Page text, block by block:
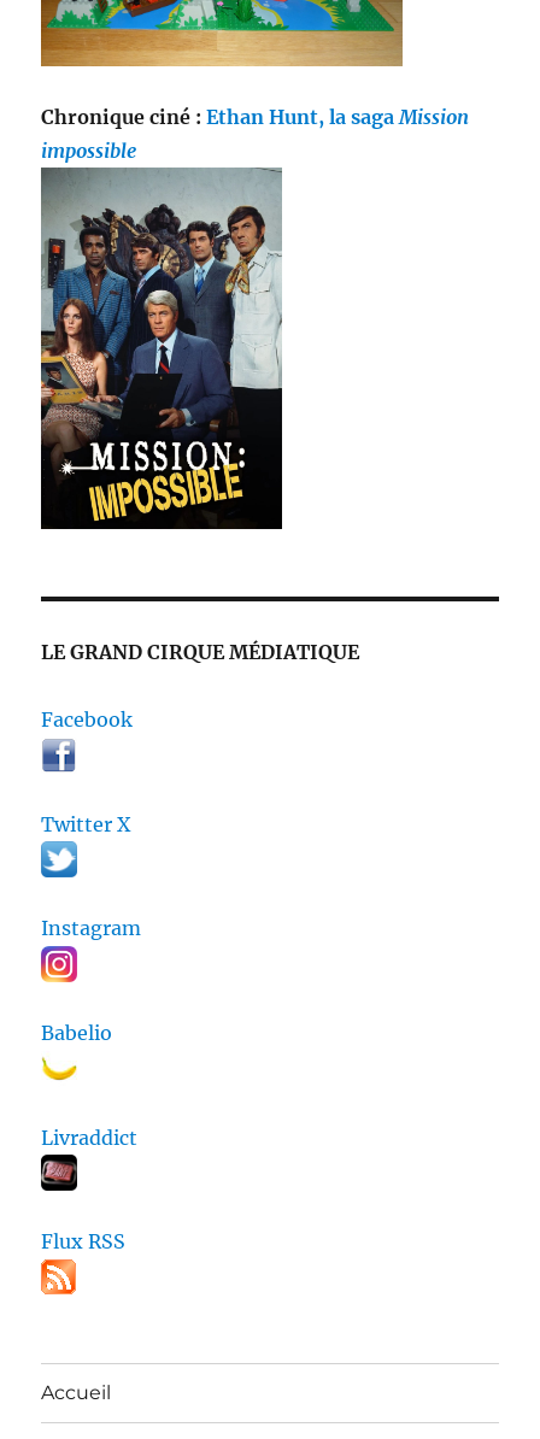
Chronique ciné :Ethan Hunt, la sagaMission
impossible
LE GRAND CIRQUE MÉDIATIQUE
Facebook
Twitter X
Instagram
Babelio
Livraddict
Flux RSS
Accueil